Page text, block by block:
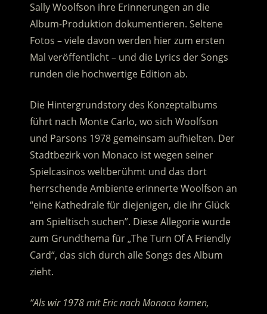
Sally Woolfson ihre Erinnerungen an die
Album-Produktion dokumentieren. Seltene
Fotos – viele davon werden hier zum ersten
Mal veröffentlicht – und die Lyrics der Songs
runden die hochwertige Edition ab.
Die Hintergrundstory des Konzeptalbums
führt nach Monte Carlo, wo sich Woolfson
und Parsons 1978 gemeinsam aufhielten. Der
Stadtbezirk von Monaco ist wegen seiner
Spielcasinos weltberühmt und das dort
herrschende Ambiente erinnerte Woolfson an
“eine Kathedrale für diejenigen, die ihr Glück
am Spieltisch suchen”. Diese Allegorie wurde
zum Grundthema für „The Turn Of A Friendly
Card“, das sich durch alle Songs des Album
zieht.
“Als wir 1978 mit Eric nach Monaco kamen,